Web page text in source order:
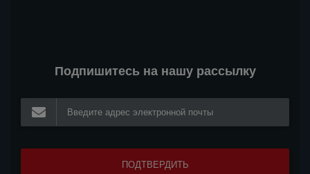
Подпишитесь на нашу рассылку